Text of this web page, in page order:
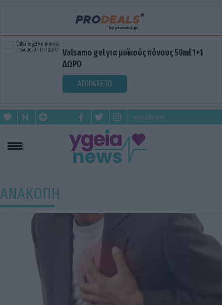
Valsamo gel για μυϊκούς πόνους 50ml 1+1
ΔΩΡΟ
ΑΓΟΡΑΣΕ ΤΟ
ΑΝΑΚΟΠΗ